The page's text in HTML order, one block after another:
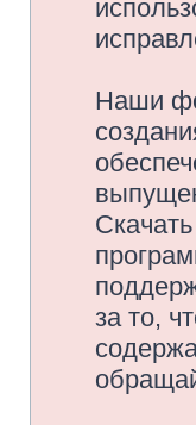
Наши
за то,